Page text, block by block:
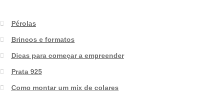
Pérolas
Brincos e formatos
Dicas para começar a empreender
Prata 925
Como montar um mix de colares